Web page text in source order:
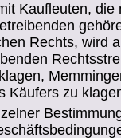
Kaufleuten, die
Rechts, wird
Käufers zu